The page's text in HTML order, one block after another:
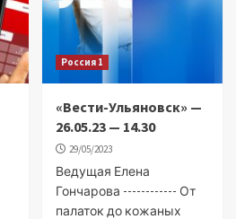
Россия 1
«Вести-Ульяновск» —
26.05.23 — 14.30
29/05/2023
Ведущая Елена
Гончарова ------------ От
палаток до кожаных